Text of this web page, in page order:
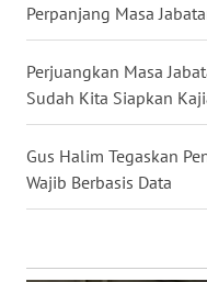
Perpanjang Masa
Perjuangkan Masa
Sudah Kita Siapkan
Gus Halim Tegaskan
Wajib Berbasis Data
WN
MALUT
WN
DAIRI
WN
DANAU